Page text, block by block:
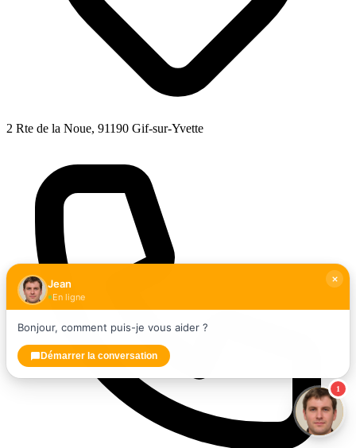
2 Rte de la Noue, 91190 Gif-sur-Yvette
1
Jean
En ligne
Bonjour, comment puis-je vous aider ?
Démarrer la conversation